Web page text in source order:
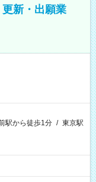
新・出願業
駅から徒歩1分 / 東京駅